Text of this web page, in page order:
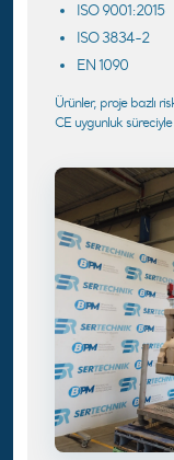
ISO 9001:2015
ISO 3834-2
EN 1090
Ürünler, proje bazlı
CE uygunluk süreciyle